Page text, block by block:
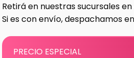
Retirá en nuestras sucursales en
Si es con envío, despachamos
PRECIO ESPECIAL